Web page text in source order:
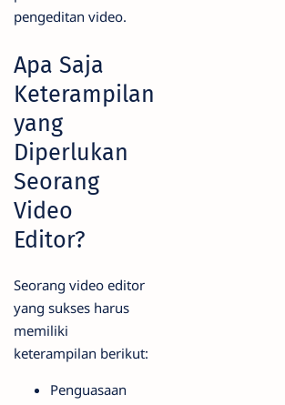
pengeditan video.
Apa Saja
Keterampilan
yang
Diperlukan
Seorang
Video
Editor?
Seorang video editor
yang sukses harus
memiliki
keterampilan berikut:
Penguasaan